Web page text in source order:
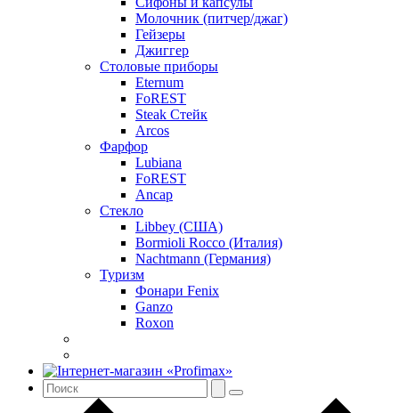
Молочник (питчер/джаг)
Гейзеры
Джиггер
Столовые приборы
Eternum
FoREST
Steak Стейк
Arcos
Фарфор
Lubiana
FoREST
Ancap
Стекло
Libbey (США)
Bormioli Rocco (Италия)
Nachtmann (Германия)
Туризм
Фонари Fenix
Ganzo
Roxon